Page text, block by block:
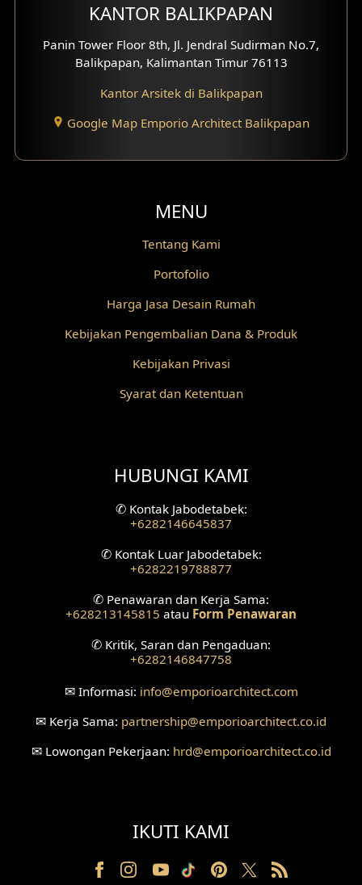
Desain Wallpanel
Desain Partisi
Desain Fasad Depan
Desain Fasad Belakang
Desain Ruang Studio Musik
Fasad Rumah American Style
Desain Interior Villa
Desain Ruang Perawatan
Desain Ruang Konsultasi
Desain Ruang Receptionist
Desain Eksterior Klinik
Desain Mushola
Desain Taman
Desain Area Santai
KANTOR BALIKPAPAN
Panin Tower Floor 8th, Jl. Jendral Sudirman No.7,
Balikpapan, Kalimantan Timur 76113
Kantor Arsitek di Balikpapan
Google Map Emporio Architect Balikpapan
MENU
Tentang Kami
Portofolio
Harga Jasa Desain Rumah
Kebijakan Pengembalian Dana & Produk
Kebijakan Privasi
Syarat dan Ketentuan
HUBUNGI KAMI
✆Kontak Jabodetabek:
+6282146645837
✆Kontak Luar Jabodetabek:
+6282219788877
✆ Penawaran dan Kerja Sama:
+628213145815 atau Form Penawaran
✆ Kritik, Saran dan Pengaduan:
+6282146847758
✉Informasi: info@emporioarchitect.com
✉ Kerja Sama: partnership@emporioarchitect.co.id
✉Lowongan Pekerjaan: hrd@emporioarchitect.co.id
IKUTI KAMI